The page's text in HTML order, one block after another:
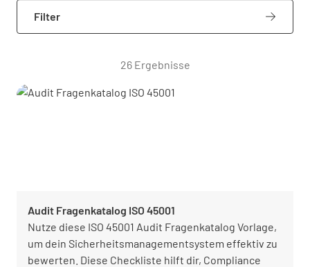
Filter
26 Ergebnisse
Audit Fragenkatalog ISO 45001
Nutze diese ISO 45001 Audit Fragenkatalog Vorlage,
um dein Sicherheitsmanagementsystem effektiv zu
bewerten. Diese Checkliste hilft dir, Compliance